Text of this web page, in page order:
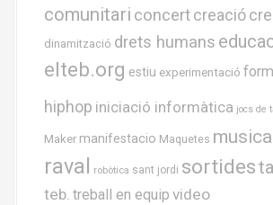
comunitari concertcreació
dinamització drets humans
elteb.org estiu experimentació
hiphop iniciació informàtica jocs de
Maker manifestacio Maquetes musica
raval robòtica sant jordi sortides
teb. treball en equip video